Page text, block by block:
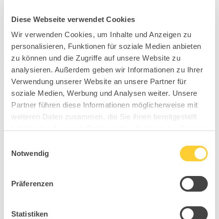
Diese Webseite verwendet Cookies
Wir verwenden Cookies, um Inhalte und Anzeigen zu
personalisieren, Funktionen für soziale Medien anbieten
zu können und die Zugriffe auf unsere Website zu
analysieren. Außerdem geben wir Informationen zu Ihrer
Verwendung unserer Website an unsere Partner für
soziale Medien, Werbung und Analysen weiter. Unsere
Partner führen diese Informationen möglicherweise mit
weiteren Daten zusammen, die Sie ihnen bereitgestellt
Notwendig
Präferenzen
Statistiken